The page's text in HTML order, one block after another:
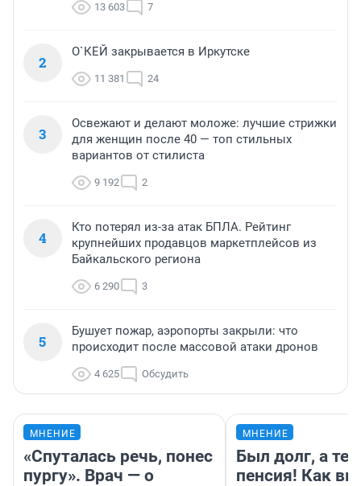
13 603 7
2
О`КЕЙ закрывается в Иркутске
11 381 24
3
Освежают и делают моложе: лучшие стрижки
для женщин после 40 — топ стильных
вариантов от стилиста
9 192 2
4
Кто потерял из-за атак БПЛА. Рейтинг
крупнейших продавцов маркетплейсов из
Байкальского региона
6 290 3
5
Бушует пожар, аэропорты закрыли: что
происходит после массовой атаки дронов
4 625 Обсудить
МНЕНИЕ
«Спуталась речь, понес
пургу». Врач — о
МНЕНИЕ
Был долг, а
пенсия! Как